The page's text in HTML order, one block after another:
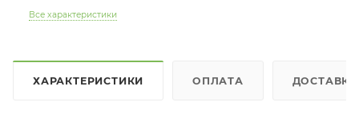
Все характеристики
ХАРАКТЕРИСТИКИ ОПЛАТА ДОСТАВКА